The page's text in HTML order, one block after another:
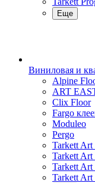
Еще
Виниловая и
Alpine
ART
Clix Floor
Fargo
Moduleo
Pergo
Tarkett
Tarkett
Tarkett
Tarkett